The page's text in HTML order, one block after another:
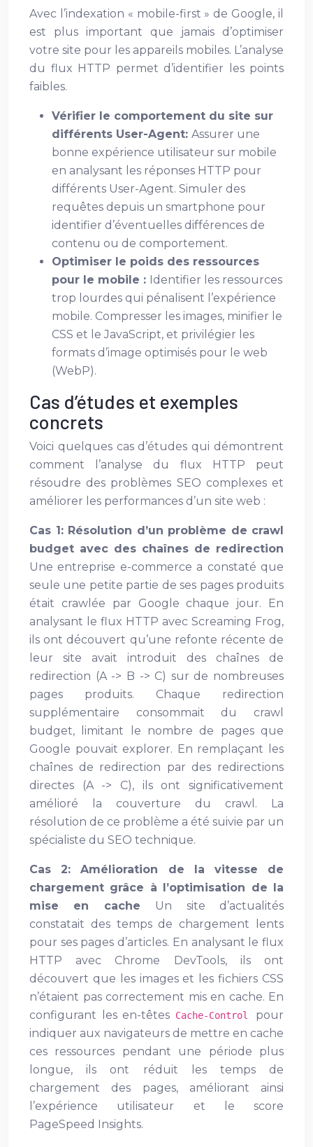
Avec l’indexation « mobile-first » de Google, il
est plus important que jamais d’optimiser
votre site pour les appareils mobiles. L’analyse
du flux HTTP permet d’identifier les points
faibles.
Vérifier le comportement du site sur
différents User-Agent: Assurer une
bonne expérience utilisateur sur mobile
en analysant les réponses HTTP pour
différents User-Agent. Simuler des
requêtes depuis un smartphone pour
identifier d’éventuelles différences de
contenu ou de comportement.
Optimiser le poids des ressources
pour le mobile : Identifier les ressources
trop lourdes qui pénalisent l’expérience
mobile. Compresser les images, minifier le
CSS et le JavaScript, et privilégier les
formats d’image optimisés pour le web
(WebP).
Cas d’études et exemples
concrets
Voici quelques cas d’études qui démontrent
comment l’analyse du flux HTTP peut
résoudre des problèmes SEO complexes et
améliorer les performances d’un site web :
Cas 1: Résolution d’un problème de crawl
budget avec des chaînes de redirection
Une entreprise e-commerce a constaté que
seule une petite partie de ses pages produits
était crawlée par Google chaque jour. En
analysant le flux HTTP avec Screaming Frog,
ils ont découvert qu’une refonte récente de
leur site avait introduit des chaînes de
redirection (A -> B -> C) sur de nombreuses
pages produits. Chaque redirection
supplémentaire consommait du crawl
budget, limitant le nombre de pages que
Google pouvait explorer. En remplaçant les
chaînes de redirection par des redirections
directes (A -> C), ils ont significativement
amélioré la couverture du crawl. La
résolution de ce problème a été suivie par un
spécialiste du SEO technique.
Cas 2: Amélioration de la vitesse de
chargement grâce à l’optimisation de la
mise en cache Un site d’actualités
constatait des temps de chargement lents
pour ses pages d’articles. En analysant le flux
HTTP avec Chrome DevTools, ils ont
découvert que les images et les fichiers CSS
n’étaient pas correctement mis en cache. En
configurant les en-têtes Cache-Control pour
indiquer aux navigateurs de mettre en cache
ces ressources pendant une période plus
longue, ils ont réduit les temps de
chargement des pages, améliorant ainsi
l’expérience utilisateur et le score
PageSpeed Insights.